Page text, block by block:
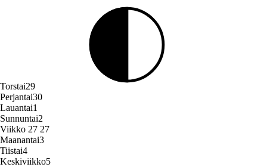
Torstai29
Perjantai30
Lauantai1
Sunnuntai2
Viikko 27 27
Maanantai3
Tiistai4
Keskiviikko5